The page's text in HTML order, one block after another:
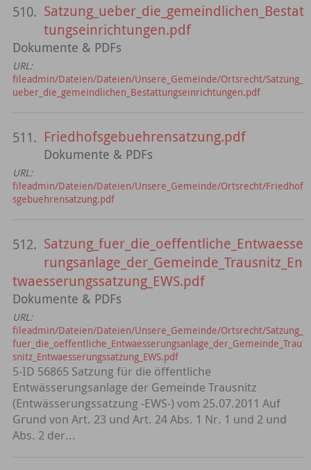
510. Satzung_ueber_die_gemeindlichen_Bestat
tungseinrichtungen.pdf
Dokumente & PDFs
URL:
fileadmin/Dateien/Dateien/Unsere_Gemeinde/Ortsrecht/Satzung_
ueber_die_gemeindlichen_Bestattungseinrichtungen.pdf
511. Friedhofsgebuehrensatzung.pdf
Dokumente & PDFs
URL:
fileadmin/Dateien/Dateien/Unsere_Gemeinde/Ortsrecht/Friedhof
sgebuehrensatzung.pdf
512. Satzung_fuer_die_oeffentliche_Entwaesse
rungsanlage_der_Gemeinde_Trausnitz_En
twaesserungssatzung_EWS.pdf
Dokumente & PDFs
URL:
fileadmin/Dateien/Dateien/Unsere_Gemeinde/Ortsrecht/Satzung_
fuer_die_oeffentliche_Entwaesserungsanlage_der_Gemeinde_Trau
snitz_Entwaesserungssatzung_EWS.pdf
5-ID 56865 Satzung für die öffentliche
Entwässerungsanlage der Gemeinde Trausnitz
(Entwässerungssatzung -EWS-) vom 25.07.2011 Auf
Grund von Art. 23 und Art. 24 Abs. 1 Nr. 1 und 2 und
Abs. 2 der...